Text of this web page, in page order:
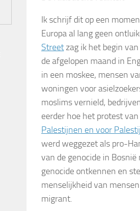
Ik schrijf dit op een
Europa al lang geen
Streetzag ik het begin
de afgelopen maand in
in een moskee, mensen
woningen voor
moslims vernield,
eerder hoe het protest van
Palestijnen en voor
werd weggezet als pro-
van de genocide in
genocide ontkennen en
menselijkheid van
migrant.